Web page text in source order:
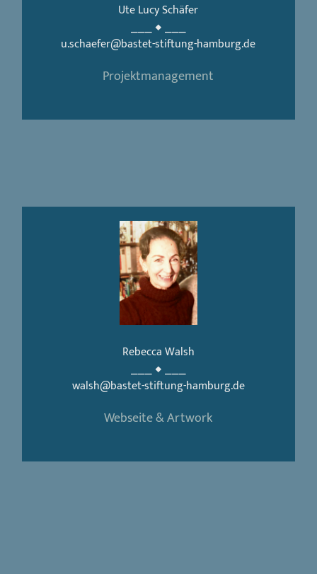
Ute Lucy Schäfer
⎯⎯⎯ ◆ ⎯⎯⎯
u.schaefer@bastet-stiftung-hamburg.de
Projektmanagement
Rebecca Walsh
⎯⎯⎯ ◆ ⎯⎯⎯
walsh@bastet-stiftung-hamburg.de
Webseite & Artwork